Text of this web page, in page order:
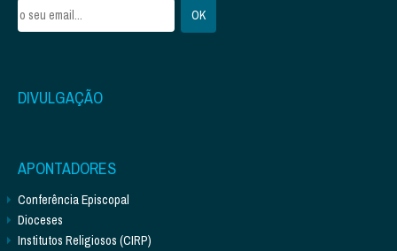
DIVULGAÇÃO
APONTADORES
Conferência Episcopal
Dioceses
Institutos Religiosos (CIRP)